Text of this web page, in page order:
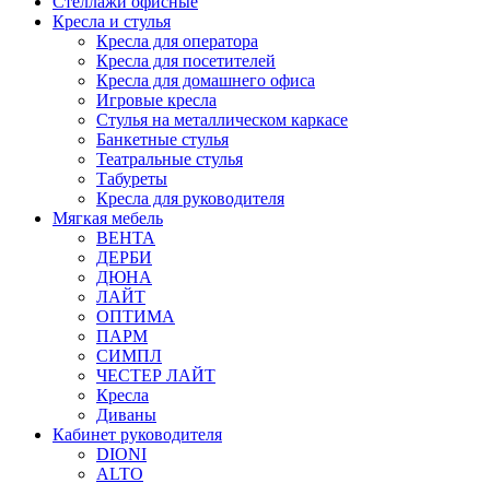
Кресла и стулья
Кресла для оператора
Кресла для посетителей
Кресла для домашнего офиса
Игровые кресла
Стулья на металлическом каркасе
Банкетные стулья
Театральные стулья
Табуреты
Кресла для руководителя
Мягкая мебель
ВЕНТА
ДЕРБИ
ДЮНА
ЛАЙТ
ОПТИМА
ПАРМ
СИМПЛ
ЧЕСТЕР ЛАЙТ
Кресла
Диваны
Кабинет руководителя
DIONI
ALTO